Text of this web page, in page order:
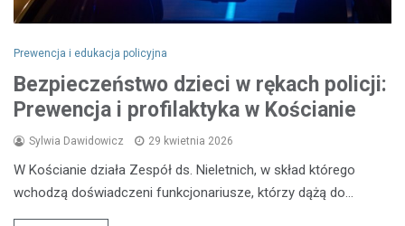
Prewencja i edukacja policyjna
Bezpieczeństwo dzieci w rękach policji:
Prewencja i profilaktyka w Kościanie
Sylwia Dawidowicz 29 kwietnia 2026
W Kościanie działa Zespół ds. Nieletnich, w skład którego
wchodzą doświadczeni funkcjonariusze, którzy dążą do…